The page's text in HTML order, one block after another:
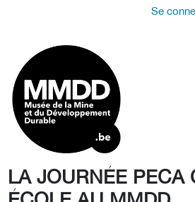
Se
LA JOURNÉE PECA